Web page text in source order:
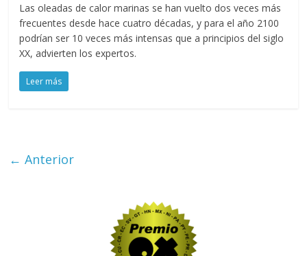
Las oleadas de calor marinas se han vuelto dos veces más
frecuentes desde hace cuatro décadas, y para el año 2100
podrían ser 10 veces más intensas que a principios del siglo
XX, advierten los expertos.
Leer más
← Anterior